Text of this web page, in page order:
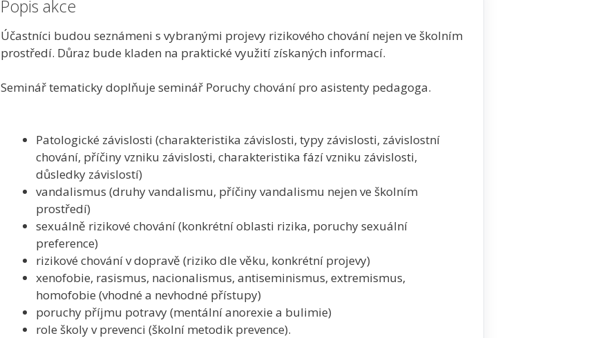
Popis akce
Účastníci budou seznámeni s vybranými projevy rizikového chování nejen ve školním
prostředí. Důraz bude kladen na praktické využití získaných informací.
Seminář tematicky doplňuje seminář Poruchy chování pro asistenty pedagoga.
Patologické závislosti (charakteristika závislosti, typy závislosti, závislostní
chování, příčiny vzniku závislosti, charakteristika fází vzniku závislosti,
důsledky závislostí)
vandalismus (druhy vandalismu, příčiny vandalismu nejen ve školním
prostředí)
sexuálně rizikové chování (konkrétní oblasti rizika, poruchy sexuální
preference)
rizikové chování v dopravě (riziko dle věku, konkrétní projevy)
xenofobie, rasismus, nacionalismus, antiseminismus, extremismus,
homofobie (vhodné a nevhodné přístupy)
poruchy příjmu potravy (mentální anorexie a bulimie)
role školy v prevenci (školní metodik prevence).